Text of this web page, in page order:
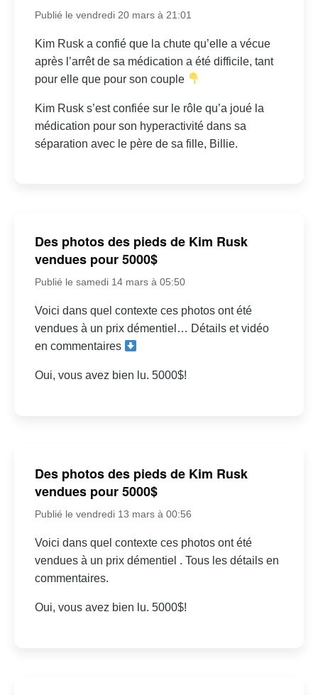
Publié le vendredi 20 mars à 21:01
Kim Rusk a confié que la chute qu’elle a vécue
après l’arrêt de sa médication a été difficile, tant
pour elle que pour son couple
Kim Rusk s’est confiée sur le rôle qu’a joué la
médication pour son hyperactivité dans sa
séparation avec le père de sa fille, Billie.
Des photos des pieds de Kim Rusk
vendues pour 5000$
Publié le samedi 14 mars à 05:50
Voici dans quel contexte ces photos ont été
vendues à un prix démentiel… Détails et vidéo
en commentaires
Oui, vous avez bien lu. 5000$!
Des photos des pieds de Kim Rusk
vendues pour 5000$
Publié le vendredi 13 mars à 00:56
Voici dans quel contexte ces photos ont été
vendues à un prix démentiel . Tous les détails en
commentaires.
Oui, vous avez bien lu. 5000$!